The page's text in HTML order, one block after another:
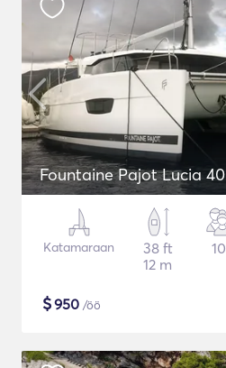
Fountaine Pajot Lucia 40
Katamaraan
38 ft
12 m
10
$950 /öö